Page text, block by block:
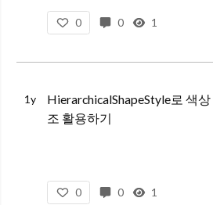
0 0 1
1y
HierarchicalShapeStyle로 색
조 활용하기
0 0 1